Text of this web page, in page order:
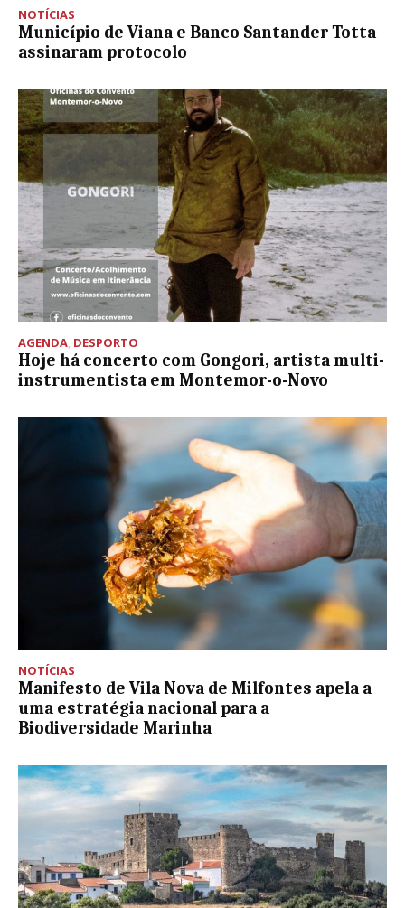
NOTÍCIAS
Município de Viana e Banco Santander Totta
assinaram protocolo
AGENDA, DESPORTO
Hoje há concerto com Gongori, artista multi-
instrumentista em Montemor-o-Novo
NOTÍCIAS
Manifesto de Vila Nova de Milfontes apela a
uma estratégia nacional para a
Biodiversidade Marinha